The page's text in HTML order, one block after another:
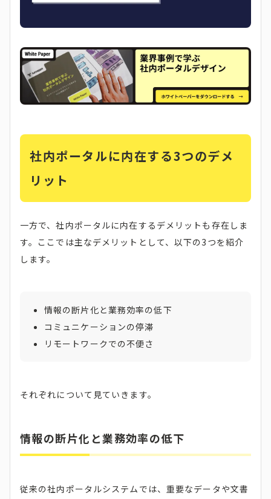
社内ポータルに内在する3つのデメ
リット
一方で、社内ポータルに内在するデメリットも存在しま
す。ここでは主なデメリットとして、以下の3つを紹介
します。
情報の断片化と業務効率の低下
コミュニケーションの停滞
リモートワークでの不便さ
それぞれについて見ていきます。
情報の断片化と業務効率の低下
従来の社内ポータルシステムでは、重要なデータや文書